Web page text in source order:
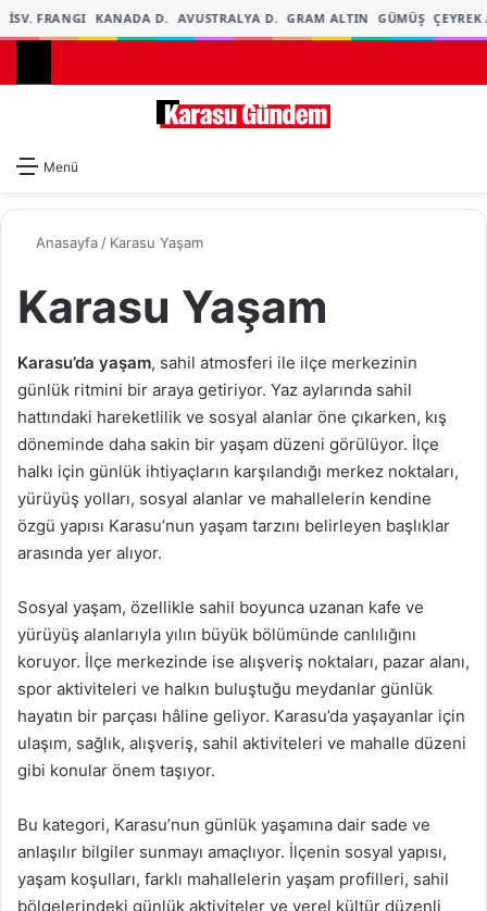
İSV. FRANGI KANADA D. AVUSTRALYA D. GRAM ALTIN GÜMÜŞ ÇEYREK
Menü
Anasayfa / Karasu Yaşam
Karasu Yaşam
Karasu’da yaşam, sahil atmosferi ile ilçe merkezinin
günlük ritmini bir araya getiriyor. Yaz aylarında sahil
hattındaki hareketlilik ve sosyal alanlar öne çıkarken, kış
döneminde daha sakin bir yaşam düzeni görülüyor. İlçe
halkı için günlük ihtiyaçların karşılandığı merkez noktaları,
yürüyüş yolları, sosyal alanlar ve mahallelerin kendine
özgü yapısı Karasu’nun yaşam tarzını belirleyen başlıklar
arasında yer alıyor.
Sosyal yaşam, özellikle sahil boyunca uzanan kafe ve
yürüyüş alanlarıyla yılın büyük bölümünde canlılığını
koruyor. İlçe merkezinde ise alışveriş noktaları, pazar alanı,
spor aktiviteleri ve halkın buluştuğu meydanlar günlük
hayatın bir parçası hâline geliyor. Karasu’da yaşayanlar için
ulaşım, sağlık, alışveriş, sahil aktiviteleri ve mahalle düzeni
gibi konular önem taşıyor.
Bu kategori, Karasu’nun günlük yaşamına dair sade ve
anlaşılır bilgiler sunmayı amaçlıyor. İlçenin sosyal yapısı,
yaşam koşulları, farklı mahallelerin yaşam profilleri, sahil
bölgelerindeki günlük aktiviteler ve yerel kültür düzenli